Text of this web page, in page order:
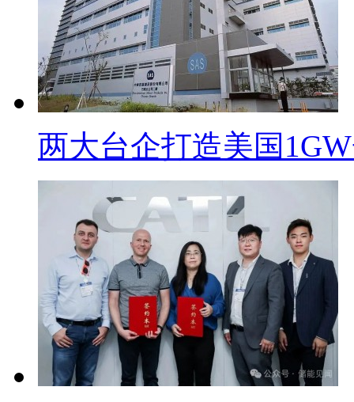
两大台企打造美国